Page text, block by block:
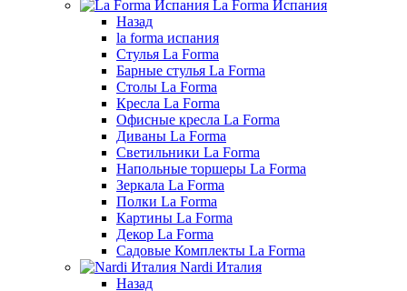
La Forma Испания
Назад
la forma испания
Стулья La Forma
Барные стулья La Forma
Столы La Forma
Кресла La Forma
Офисные кресла La Forma
Диваны La Forma
Светильники La Forma
Напольные торшеры La Forma
Зеркала La Forma
Полки La Forma
Картины La Forma
Декор La Forma
Садовые Комплекты La Forma
Nardi Италия
Назад